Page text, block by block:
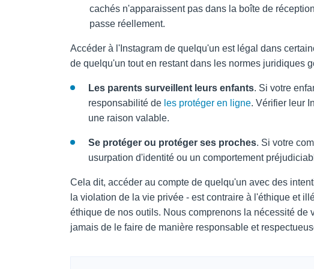
cachés n'apparaissent pas dans la boîte de
passe réellement.
Accéder à l'Instagram de quelqu'un est légal dans
de quelqu'un tout en restant dans les normes juridiques
Les parents surveillent leurs enfants. Si votre
responsabilité de les protéger en ligne. Vérifier leur
une raison valable.
Se protéger ou protéger ses proches. Si votre
usurpation d'identité ou un comportement
Cela dit, accéder au compte de quelqu'un avec des
la violation de la vie privée - est contraire à l'éthique et
éthique de nos outils. Nous comprenons la nécessité de
jamais de le faire de manière responsable et